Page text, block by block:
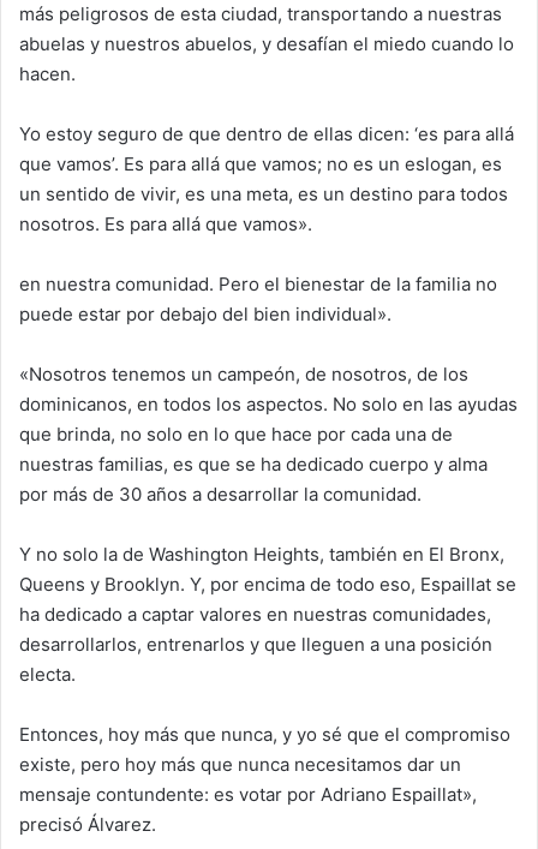
más peligrosos de esta ciudad, transportando a nuestras
abuelas y nuestros abuelos, y desafían el miedo cuando lo
hacen.
Yo estoy seguro de que dentro de ellas dicen: ‘es para allá
que vamos’. Es para allá que vamos; no es un eslogan, es
un sentido de vivir, es una meta, es un destino para todos
nosotros. Es para allá que vamos».
en nuestra comunidad. Pero el bienestar de la familia no
puede estar por debajo del bien individual».
«Nosotros tenemos un campeón, de nosotros, de los
dominicanos, en todos los aspectos. No solo en las ayudas
que brinda, no solo en lo que hace por cada una de
nuestras familias, es que se ha dedicado cuerpo y alma
por más de 30 años a desarrollar la comunidad.
Y no solo la de Washington Heights, también en El Bronx,
Queens y Brooklyn. Y, por encima de todo eso, Espaillat se
ha dedicado a captar valores en nuestras comunidades,
desarrollarlos, entrenarlos y que lleguen a una posición
electa.
Entonces, hoy más que nunca, y yo sé que el compromiso
existe, pero hoy más que nunca necesitamos dar un
mensaje contundente: es votar por Adriano Espaillat»,
precisó Álvarez.